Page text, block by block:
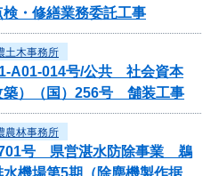
・修繕業務委託工事
土木事務所
1-A01-014号/公共 社会資本
築）（国）256号 舗装工事
農林事務所
号 県営湛水防除事業 鵜
機場第5期（除塵機製作据